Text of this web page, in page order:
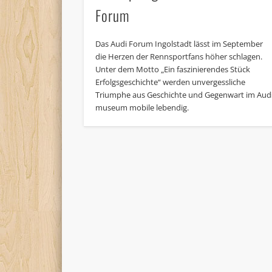
Forum
Das Audi Forum Ingolstadt lässt im September
die Herzen der Rennsportfans höher schlagen.
Unter dem Motto „Ein faszinierendes Stück
Erfolgsgeschichte“ werden unvergessliche
Triumphe aus Geschichte und Gegenwart im
museum mobile lebendig.